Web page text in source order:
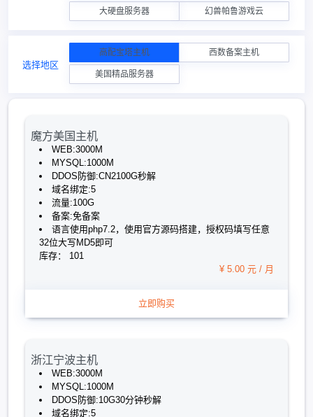
大硬盘服务器 幻兽帕鲁游戏云
选择地区
高配宝塔主机 西数备案主机
美国精品服务器
魔方美国主机
WEB:3000M
MYSQL:1000M
DDOS防御:CN2100G秒解
域名绑定:5
流量:100G
备案:免备案
语言使用php7.2，使用官方源码搭建，授权码填写任意
32位大写MD5即可
库存： 101
¥ 5.00 元 / 月
立即购买
浙江宁波主机
WEB:3000M
MYSQL:1000M
DDOS防御:10G30分钟秒解
域名绑定:5